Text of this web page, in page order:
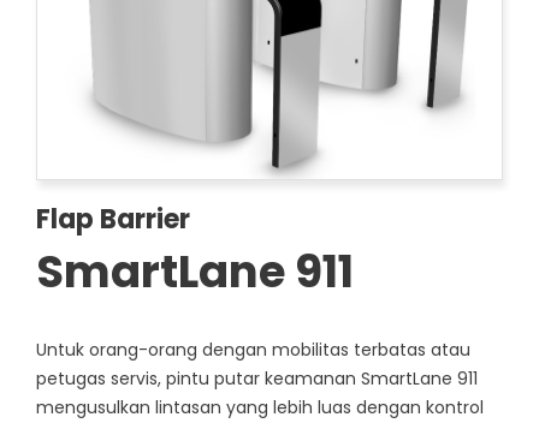
Flap Barrier
SmartLane 911
Untuk orang-orang dengan mobilitas terbatas atau
petugas servis, pintu putar keamanan SmartLane 911
mengusulkan lintasan yang lebih luas dengan kontrol